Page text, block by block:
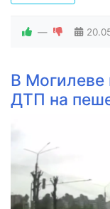
—
В Могилеве
ДТП на